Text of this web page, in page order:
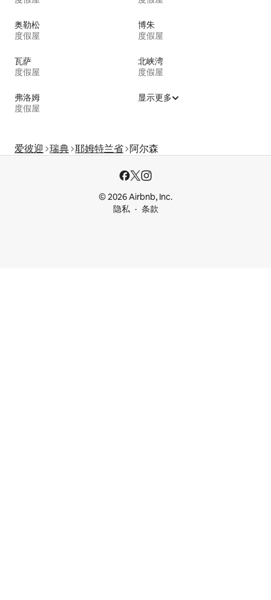
奥勒松
度假屋
博朱
度假屋
瓦萨
度假屋
北峡湾
度假屋
弗洛姆
度假屋
显示更多
爱彼迎 瑞典 耶姆特兰省 阿尔森
© 2026 Airbnb, Inc.
隐私
条款